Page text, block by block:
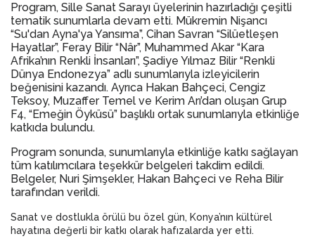
Program, Sille Sanat Sarayı üyelerinin hazırladığı çeşitli
tematik sunumlarla devam etti. Mükremin Nişancı
“Su'dan Ayna'ya Yansıma”, Cihan Savran “Silüetleşen
Hayatlar”, Feray Bilir “Nâr”, Muhammed Akar “Kara
Afrika’nın Renkli İnsanları”, Şadiye Yılmaz Bilir “Renkli
Dünya Endonezya” adlı sunumlarıyla izleyicilerin
beğenisini kazandı. Ayrıca Hakan Bahçeci, Cengiz
Teksoy, Muzaffer Temel ve Kerim Arı’dan oluşan Grup
F4, “Emeğin Öyküsü” başlıklı ortak sunumlarıyla etkinliğe
katkıda bulundu.
Program sonunda, sunumlarıyla etkinliğe katkı sağlayan
tüm katılımcılara teşekkür belgeleri takdim edildi.
Belgeler, Nuri Şimşekler, Hakan Bahçeci ve Reha Bilir
tarafından verildi.
Sanat ve dostlukla örülü bu özel gün, Konya’nın kültürel
hayatına değerli bir katkı olarak hafızalarda yer etti.